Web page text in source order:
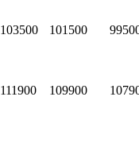
103500 101500
111900 109900